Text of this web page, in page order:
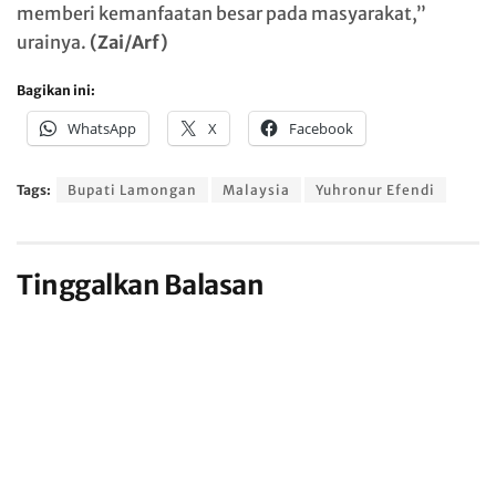
memberi kemanfaatan besar pada masyarakat,”
urainya. (Zai/Arf)
Bagikan ini:
WhatsApp X Facebook
Tags: Bupati Lamongan Malaysia Yuhronur Efendi
Tinggalkan Balasan